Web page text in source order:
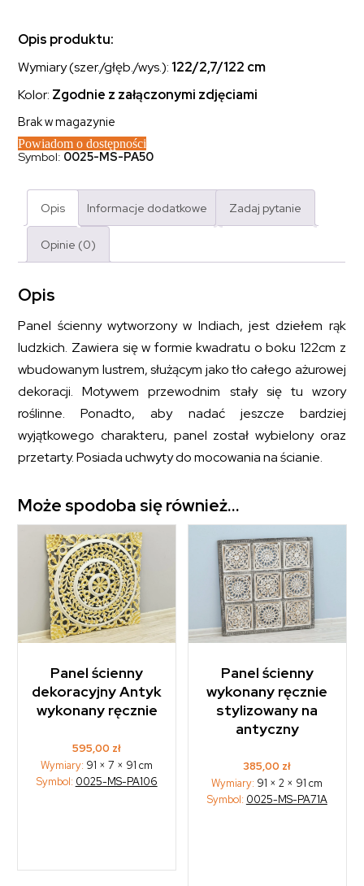
Opis produktu:
Wymiary (szer./głęb./wys.): 122/2,7/122 cm
Kolor: Zgodnie z załączonymi zdjęciami
Brak w magazynie
Powiadom o dostępności
Symbol: 0025-MS-PA50
Opis Informacje dodatkowe Zadaj pytanie
Opinie (0)
Opis
Panel ścienny wytworzony w Indiach, jest dziełem rąk
ludzkich. Zawiera się w formie kwadratu o boku 122cm z
wbudowanym lustrem, służącym jako tło całego ażurowej
dekoracji. Motywem przewodnim stały się tu wzory
roślinne. Ponadto, aby nadać jeszcze bardziej
wyjątkowego charakteru, panel został wybielony oraz
przetarty. Posiada uchwyty do mocowania na ścianie.
Może spodoba się również…
Panel ścienny
dekoracyjny Antyk
wykonany ręcznie
595,00 zł
Wymiary: 91 × 7 × 91 cm
Symbol: 0025-MS-PA106
Panel ścienny
wykonany ręcznie
stylizowany na
antyczny
385,00 zł
Wymiary: 91 × 2 × 91 cm
Symbol: 0025-MS-PA71A